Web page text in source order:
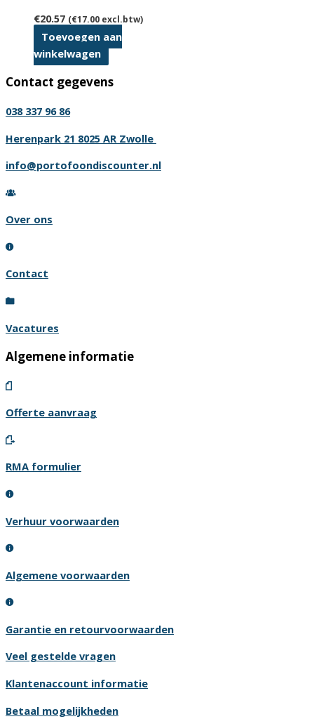
€20.57 (€17.00 excl.btw)
Toevoegen aan
winkelwagen
Contact gegevens
038 337 96 86
Herenpark 21 8025 AR Zwolle
info@portofoondiscounter.nl
Over ons
Contact
Vacatures
Algemene informatie
Offerte aanvraag
RMA formulier
Verhuur voorwaarden
Algemene voorwaarden
Garantie en retourvoorwaarden
Veel gestelde vragen
Klantenaccount informatie
Betaal mogelijkheden